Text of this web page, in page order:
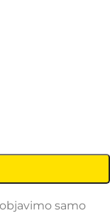
samo